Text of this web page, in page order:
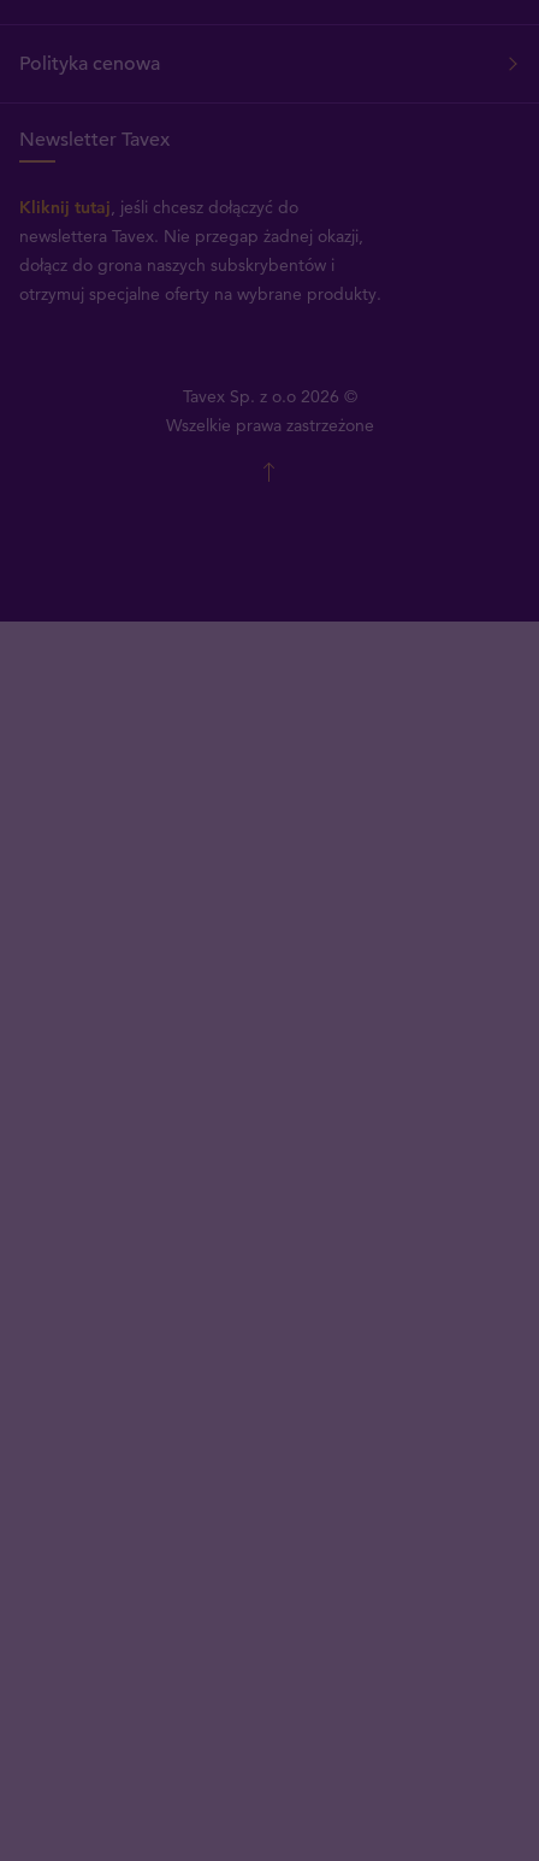
Polityka cenowa
Newsletter Tavex
Kliknij tutaj, jeśli chcesz dołączyć do
newslettera Tavex. Nie przegap żadnej okazji,
dołącz do grona naszych subskrybentów i
otrzymuj specjalne oferty na wybrane produkty.
Tavex Sp. z o.o 2026 ©
Wszelkie prawa zastrzeżone